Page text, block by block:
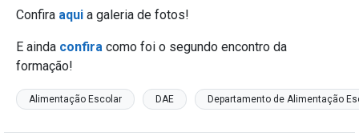
Confira aqui a galeria de fotos!
E ainda confira como foi o segundo encontro da
formação!
Alimentação Escolar DAE Departamento de Alimentação